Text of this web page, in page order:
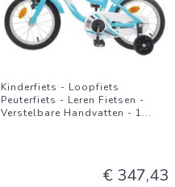
Kinderfiets - Loopfiets
Peuterfiets - Leren Fietsen -
Verstelbare Handvatten - 1...
€ 347,43